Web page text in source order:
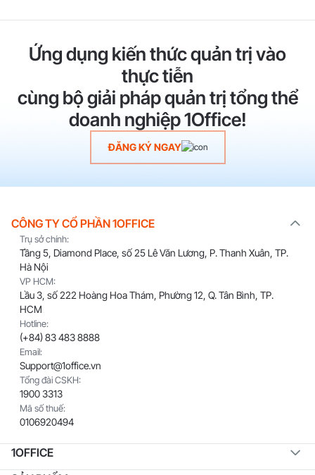
Ứng dụng kiến thức quản trị vào
thực tiễn
cùng bộ giải pháp quản trị tổng thể
doanh nghiệp 1Office!
ĐĂNG KÝ NGAY
CÔNG TY CỔ PHẦN 1OFFICE
Trụ sở chính:
Tầng 5, Diamond Place, số 25 Lê Văn Lương, P. Thanh Xuân, TP.
Hà Nội
VP HCM:
Lầu 3, số 222 Hoàng Hoa Thám, Phường 12, Q. Tân Bình, TP.
HCM
Hotline:
(+84) 83 483 8888
Email:
Support@1office.vn
Tổng đài CSKH:
1900 3313
Mã số thuế:
0106920494
1OFFICE